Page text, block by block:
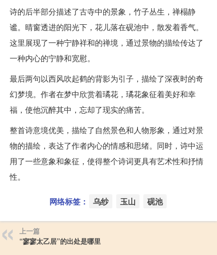
诗的后半部分描述了古寺中的景象，竹子丛生，禅榻静
谧。晴窗透进的阳光下，花儿落在砚池中，散发着香气。
这里展现了一种宁静祥和的禅境，通过景物的描绘传达了
一种内心的宁静和宽慰。
最后两句以西风吹起鹤的背影为引子，描绘了深夜时的奇
幻梦境。作者在梦中欣赏着璚花，璚花象征着美好和幸
福，使他沉醉其中，忘却了现实的痛苦。
整首诗意境优美，描绘了自然景色和人物形象，通过对景
物的描绘，表达了作者内心的情感和思绪。同时，诗中运
用了一些意象和象征，使得整个诗词更具有艺术性和抒情
性。
网络标签： 乌纱 玉山 砚池
上一篇
“寥寥太乙居”的出处是哪里